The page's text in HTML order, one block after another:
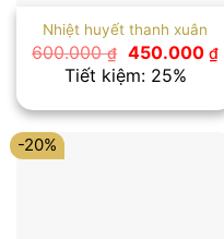
Nhiệt huyết thanh xuân
600.000₫ Giá
gốc
là:
450.000 ₫
Tiết kiệm: 25%
-20%